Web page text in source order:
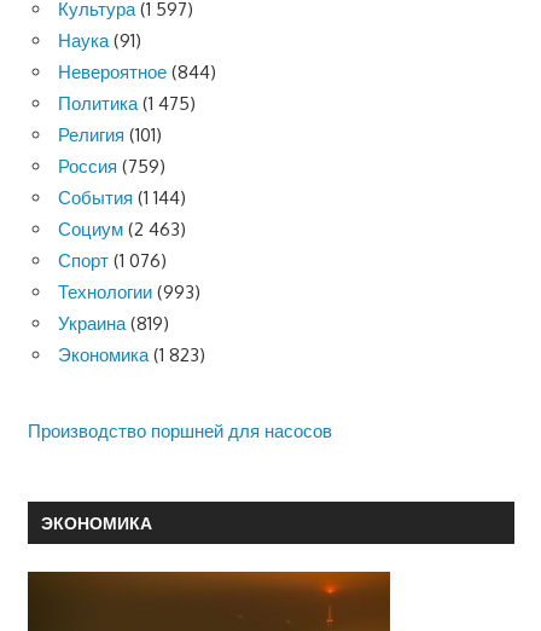
Культура (1 597)
Наука (91)
Невероятное (844)
Политика (1 475)
Религия (101)
Россия (759)
События (1 144)
Социум (2 463)
Спорт (1 076)
Технологии (993)
Украина (819)
Экономика (1 823)
Производство поршней для насосов
ЭКОНОМИКА